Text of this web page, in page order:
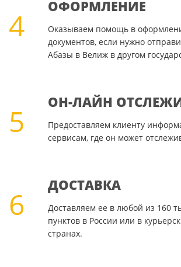
4
ОФОРМЛЕНИЕ
Оказываем помощь в
документов, если нужно
Абазы в Велиж в другом
5
ОН-ЛАЙН
Предоставляем клиенту
сервисам, где он может
6
ДОСТАВКА
Доставляем ее в любой из 160
пунктов в России или в
странах.